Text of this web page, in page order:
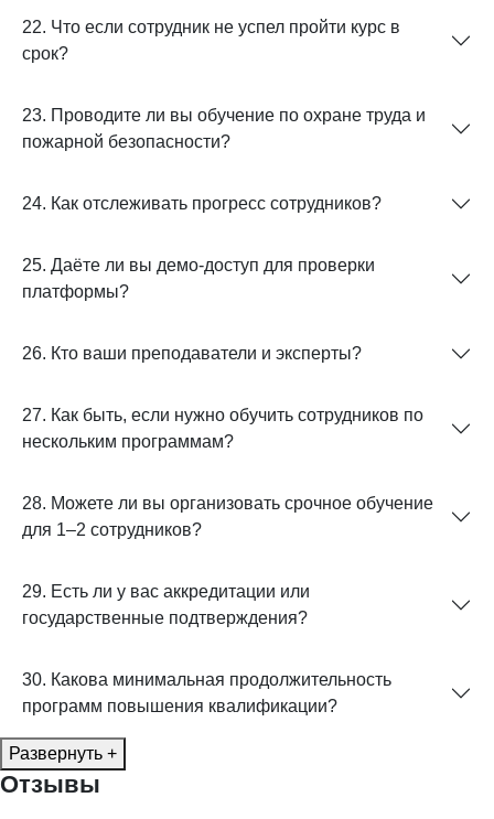
22. Что если сотрудник не успел пройти курс в
срок?
23. Проводите ли вы обучение по охране труда и
пожарной безопасности?
24. Как отслеживать прогресс сотрудников?
25. Даёте ли вы демо-доступ для проверки
платформы?
26. Кто ваши преподаватели и эксперты?
27. Как быть, если нужно обучить сотрудников по
нескольким программам?
28. Можете ли вы организовать срочное обучение
для 1–2 сотрудников?
29. Есть ли у вас аккредитации или
государственные подтверждения?
30. Какова минимальная продолжительность
программ повышения квалификации?
Развернуть +
Отзывы